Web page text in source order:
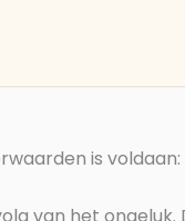
is voldaan: